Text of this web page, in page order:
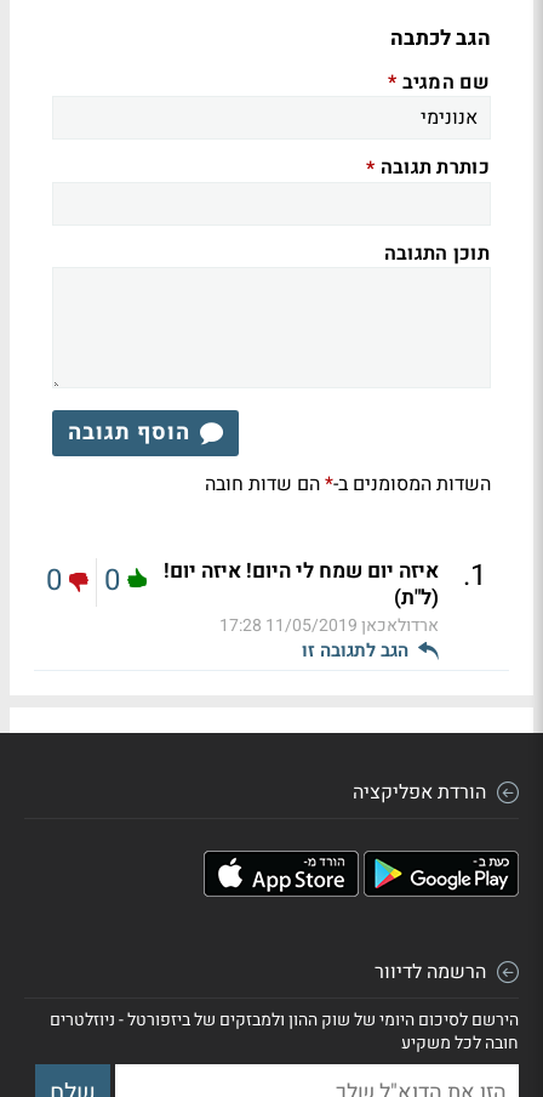
הגב לכתבה
שם המגיב *
כותרת תגובה *
תוכן התגובה
הוסף תגובה
השדות המסומנים ב-*הם שדות חובה
1
.
איזה יום שמח לי היום! איזה יום!
(ל"ת)
ארדולאכאן11/05/2019 17:28
הגב לתגובה זו
0
0
הורדת אפליקציה
הרשמה לדיוור
הירשם לסיכום היומי של שוק ההון ולמבזקים של ביזפורטל - ניוזלטרים
חובה לכל משקיע